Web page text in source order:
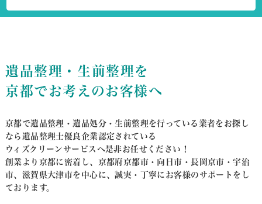
遺品整理・生前整理を
京都でお考えのお客様へ
京都で遺品整理・遺品処分・生前整理を行っている業者をお探し
なら遺品整理士優良企業認定されている
ウィズクリーンサービスへ是非お任せください！
創業より京都に密着し、京都府京都市・向日市・長岡京市・宇治
市、滋賀県大津市を中心に、誠実・丁寧にお客様のサポートをし
ております。